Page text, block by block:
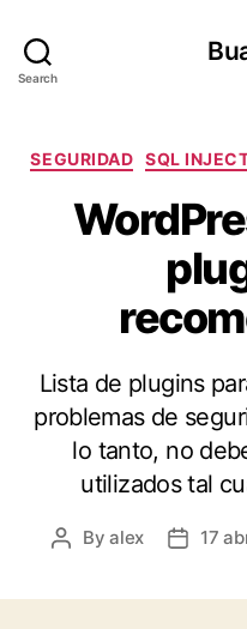
Search
SEGURIDAD SQL
Lista de plugins
problemas de
lo tanto, no
utilizados tal
PostByalex
Post
17